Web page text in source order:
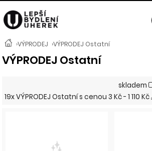
›VÝPRODEJ ›VÝPRODEJ Ostatní
VÝPRODEJ Ostatní
skladem
19x VÝPRODEJ Ostatnís cenou3 Kč - 1 110 Kč